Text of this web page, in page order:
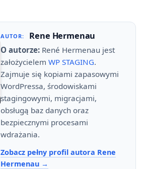
AUTOR: Rene Hermenau
O autorze: René Hermenau jest
założycielem WP STAGING.
Zajmuje się kopiami zapasowymi
WordPressa, środowiskami
stagingowymi, migracjami,
obsługą baz danych oraz
bezpiecznymi procesami
wdrażania.
Zobacz pełny profil autora Rene
Hermenau